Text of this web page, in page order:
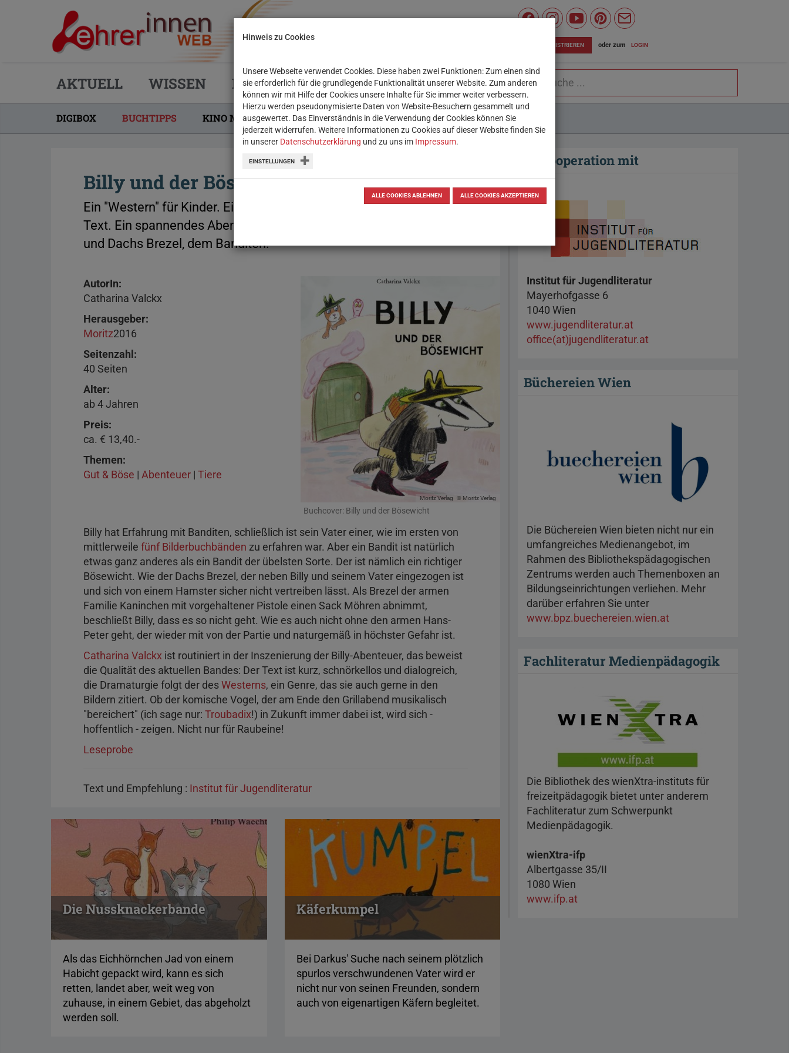
Wiener
Bildungsserver
Facebook
JETZT REGISTRIEREN oder zum LOGIN
AKTUELL WISSEN PRAXIS SERVICE WORKSHOPS Suchbegriff
DIGIBOX
BUCHTIPPS
KINO MACHT SCHULE DOWNLOADS WEBINAR: SCHULWEBSEITE
Billy und der Bösewicht
Ein "Western" für Kinder. Ein Bilderbuch mit kurzem, prägnanten
Text. Ein spannendes Abenteuer mit Hamster Billy, dem Cowboy,
und Dachs Brezel, dem Banditen.
AutorIn
Catharina Valckx
Herausgeber
Moritz2016
Seitenzahl
40 Seiten
Alter
ab 4 Jahren
Preis
ca. € 13,40.-
Themen
Gut & Böse | Abenteuer | Tiere
Moritz Verlag © Moritz Verlag
Buchcover: Billy und der Bösewicht
Billy hat Erfahrung mit Banditen, schließlich ist sein Vater einer, wie im ersten von
mittlerweile fünf Bilderbuchbänden zu erfahren war. Aber ein Bandit ist natürlich
etwas ganz anderes als ein Bandit der übelsten Sorte. Der ist nämlich ein richtiger
Bösewicht. Wie der Dachs Brezel, der neben Billy und seinem Vater eingezogen ist
und sich von einem Hamster sicher nicht vertreiben lässt. Als Brezel der armen
Familie Kaninchen mit vorgehaltener Pistole einen Sack Möhren abnimmt,
beschließt Billy, dass es so nicht geht. Wie es auch nicht ohne den armen Hans-
Peter geht, der wieder mit von der Partie und naturgemäß in höchster Gefahr ist.
Catharina Valckx ist routiniert in der Inszenierung der Billy-Abenteuer, das beweist
die Qualität des aktuellen Bandes: Der Text ist kurz, schnörkellos und dialogreich,
die Dramaturgie folgt der desWesterns, ein Genre, das sie auch gerne in den
Bildern zitiert. Ob der komische Vogel, der am Ende den Grillabend musikalisch
"bereichert" (ich sage nur: Troubadix!) in Zukunft immer dabei ist, wird sich -
hoffentlich - zeigen. Nicht nur für Raubeine!
Leseprobe
Text und Empfehlung : Institut für Jugendliteratur
Die Nussknackerbande
Als das Eichhörnchen Jad von einem
Habicht gepackt wird, kann es sich
retten, landet aber, weit weg von
zuhause, in einem Gebiet, das abgeholzt
werden soll.
Käferkumpel
Bei Darkus' Suche nach seinem plötzlich
spurlos verschwundenen Vater wird er
nicht nur von seinen Freunden, sondern
auch von eigenartigen Käfern begleitet.
In Kooperation mit
Institut für Jugendliteratur
Mayerhofgasse 6
1040 Wien
www.jugendliteratur.at
office(at)jugendliteratur.at
Büchereien Wien
Die Büchereien Wien bieten nicht nur ein
umfangreiches Medienangebot, im
Rahmen des Bibliothekspädagogischen
Zentrums werden auch Themenboxen an
Bildungseinrichtungen verliehen. Mehr
darüber erfahren Sie unter
www.bpz.buechereien.wien.at
Fachliteratur Medienpädagogik
Die Bibliothek des wienXtra-instituts für
freizeitpädagogik bietet unter anderem
Fachliteratur zum Schwerpunkt
Medienpädagogik.
wienXtra-ifp
Albertgasse 35/II
1080 Wien
www.ifp.at
Hinweis zu Cookies
Unsere Webseite verwendet Cookies. Diese haben zwei Funktionen: Zum einen sind
sie erforderlich für die grundlegende Funktionalität unserer Website. Zum anderen
können wir mit Hilfe der Cookies unsere Inhalte für Sie immer weiter verbessern.
Hierzu werden pseudonymisierte Daten von Website-Besuchern gesammelt und
ausgewertet. Das Einverständnis in die Verwendung der Cookies können Sie
jederzeit widerrufen. Weitere Informationen zu Cookies auf dieser Website finden Sie
in unserer Datenschutzerklärung und zu uns im Impressum.
EINSTELLUNGEN
ALLE COOKIES ABLEHNEN ALLE COOKIES AKZEPTIEREN